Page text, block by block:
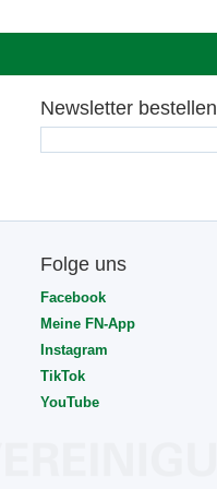
Newsletter bestellen
Folge uns
Facebook
Meine FN-App
Instagram
TikTok
YouTube